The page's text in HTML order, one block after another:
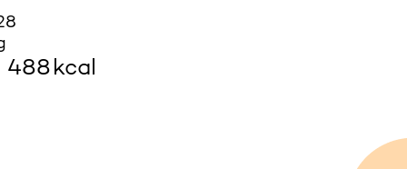
488kcal